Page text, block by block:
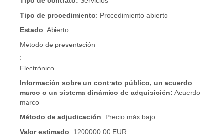
Tipo de procedimiento: Procedimiento abierto
Estado: Abierto
Método de presentación
:
Electrónico
Información sobre un contrato público, un acuerdo
marco o un sistema dinámico de adquisición: Acuerdo
marco
Método de adjudicación: Precio más bajo
Valor estimado: 1200000.00 EUR